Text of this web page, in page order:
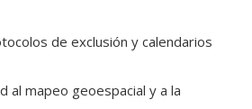
de exclusión y calendarios
al mapeo geoespacial y a la